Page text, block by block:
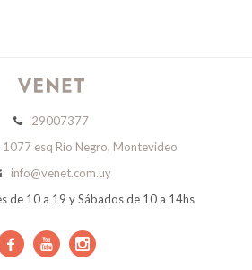
29007377
1077 esq Río Negro, Montevideo
info@venet.com.uy
de 10 a 19 y Sábados de 10 a 14hs
  